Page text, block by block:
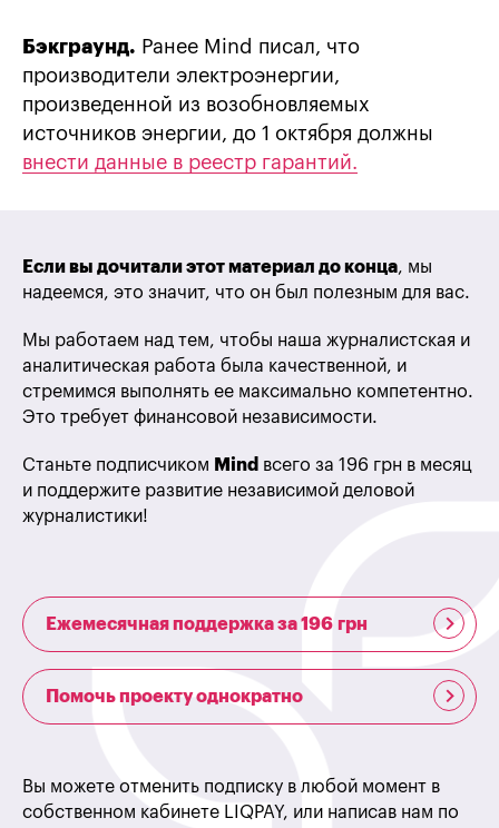
Бэкграунд. Ранее Mind писал, что
производители электроэнергии,
произведенной из возобновляемых
источников энергии, до 1 октября должны
внести данные в реестр гарантий.
Если вы дочитали этот материал до конца, мы
надеемся, это значит, что он был полезным для вас.
Мы работаем над тем, чтобы наша журналистская и
аналитическая работа была качественной, и
стремимся выполнять ее максимально компетентно.
Это требует финансовой независимости.
Станьте подписчиком Mind всего за 196 грн в месяц
и поддержите развитие независимой деловой
журналистики!
Ежемесячная поддержка за 196 грн
Помочь проекту однократно
Вы можете отменить подписку в любой момент в
собственном кабинете LIQPAY, или написав нам по